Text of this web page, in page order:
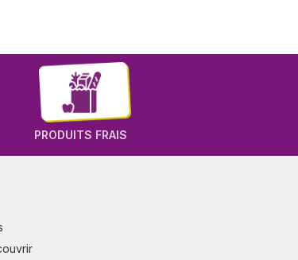
PRODUITS FRAIS